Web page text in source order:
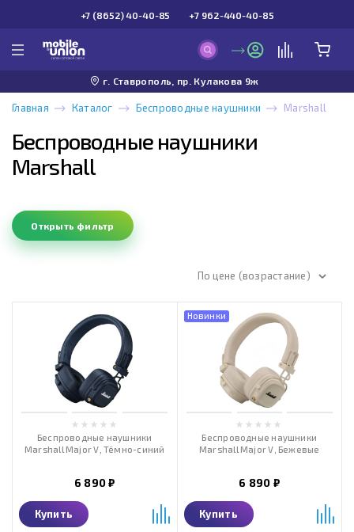
+7 (8652) 40-40-85 +7 962-440-40-85
г. Ставрополь, пр. Кулакова 9ж
Главная Каталог Беспроводные наушники Marshall
Беспроводные наушники
Marshall
Открыть фильтр
По цене (возрастание)
Беспроводные наушники
Marshall Major V, Тёмно-синий
6 890 ₽
Купить
Новинки
Беспроводные наушники
Marshall Major V, Бежевые
6 890 ₽
Купить